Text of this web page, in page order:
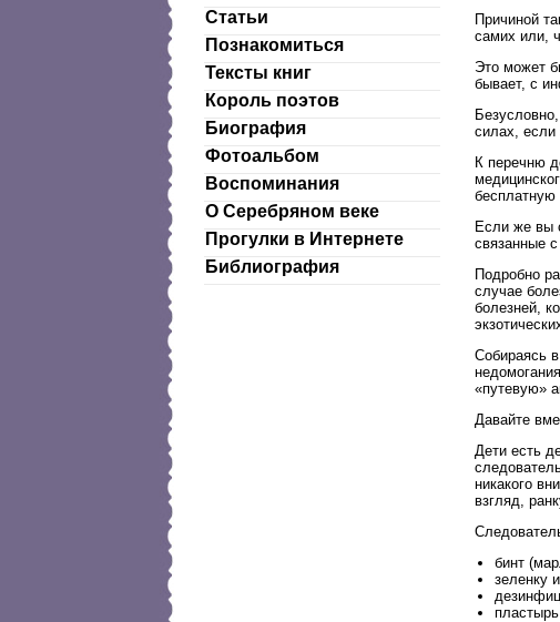
Статьи
Познакомиться
Тексты книг
Король поэтов
Биография
Фотоальбом
Воспоминания
О Серебряном веке
Прогулки в Интернете
Библиография
Причиной
самих или,
Это может
бывает, с
силах, если
К перечню
Если же вы
связанные
Подробно
случае
болезней,
Собираясь
«путевую»
Давайте
Дети есть
никакого
взгляд,
бинт
зеленку